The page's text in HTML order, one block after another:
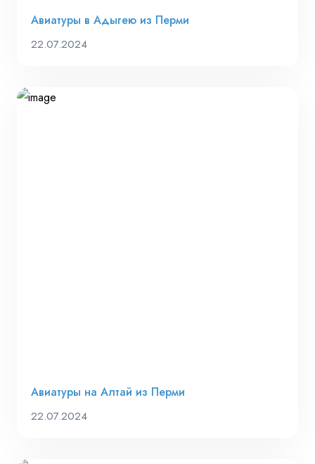
Авиатуры в Адыгею из Перми
22.07.2024
Авиатуры на Алтай из Перми
22.07.2024